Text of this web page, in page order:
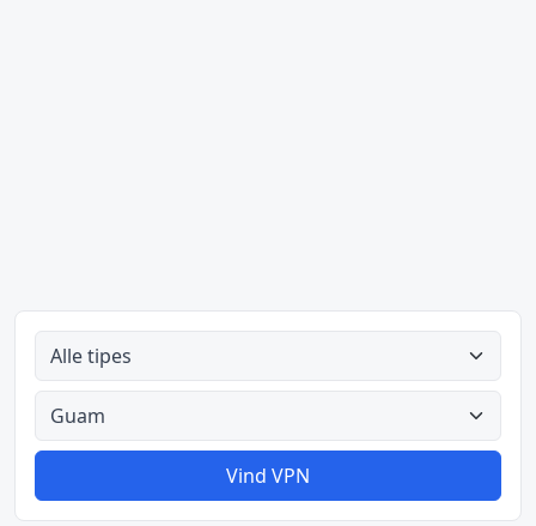
Alle tipes
Alle lande
Vind VPN